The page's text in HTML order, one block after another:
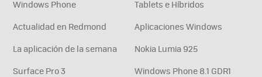
Windows Phone
Tablets e Híbridos
Actualidad en Redmond
Aplicaciones Windows
La aplicación de la semana
Nokia Lumia 925
Surface Pro 3
Windows Phone 8.1 GDR1